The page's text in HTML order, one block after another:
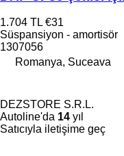
1.704 TL €31
Süspansiyon - amortisör
1307056
Romanya, Suceava
DEZSTORE S.R.L.
Autoline'da 14 yıl
Satıcıyla iletişime geç